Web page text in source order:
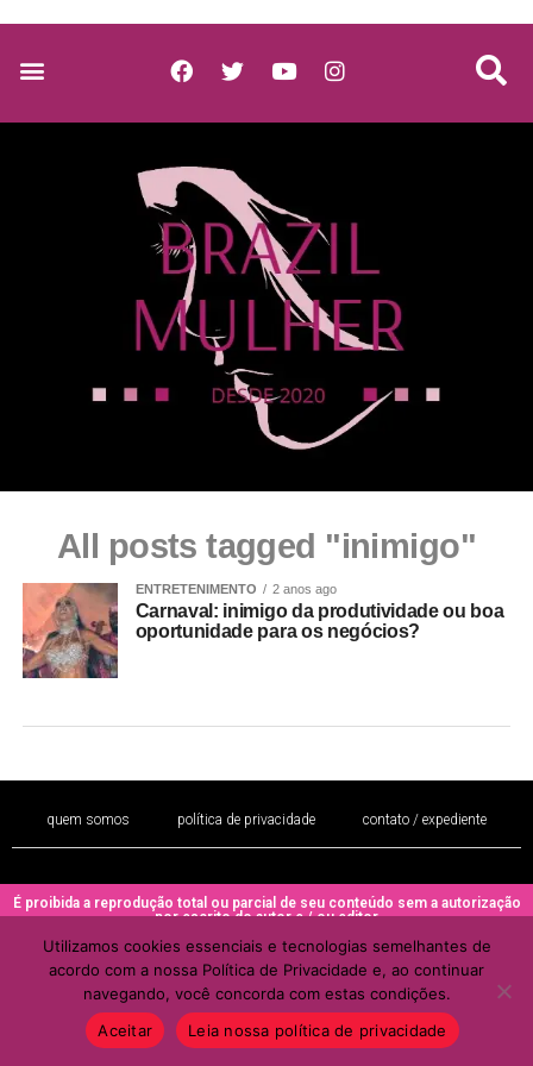
All posts tagged "inimigo"
ENTRETENIMENTO 2 anos ago
Carnaval: inimigo da produtividade ou boa
oportunidade para os negócios?
quem somos política de privacidade contato / expediente
É proibida a reprodução total ou parcial de seu conteúdo sem a autorização
por escrito do autor e / ou editor
Copyright © 2022 - Todos os direitos reservados ao PORTAL BRAZIL
MULHER
Utilizamos cookies essenciais e tecnologias semelhantes de
acordo com a nossa Política de Privacidade e, ao continuar
navegando, você concorda com estas condições.
Aceitar
Leia nossa política de privacidade